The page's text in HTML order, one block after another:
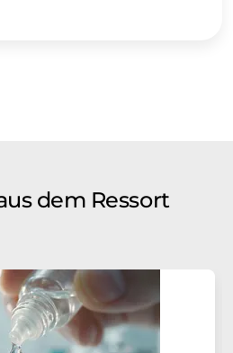
dem Ressort